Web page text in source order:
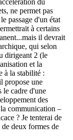
du
ne permet pas
passage d'un état
à certains
il devrait
qui selon
dirigeant 2 (le
et la
à la stabilité :
propose une
le cadre d'une
des
communication –
? Je tenterai de
deux formes de